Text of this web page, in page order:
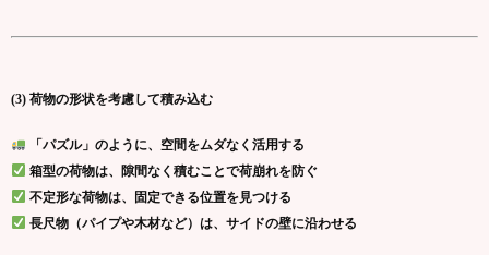
(3) 荷物の形状を考慮して積み込む
「パズル」のように、空間をムダなく活用する
箱型の荷物は、隙間なく積むことで荷崩れを防ぐ
不定形な荷物は、固定できる位置を見つける
長尺物（パイプや木材など）は、サイドの壁に沿わせる